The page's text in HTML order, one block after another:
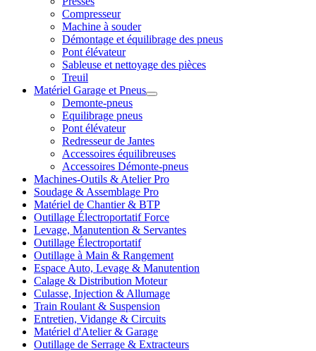
Compresseur
Machine à souder
Démontage et équilibrage des pneus
Pont élévateur
Sableuse et nettoyage des pièces
Treuil
Matériel Garage et Pneus
Demonte-pneus
Equilibrage pneus
Pont élévateur
Redresseur de Jantes
Accessoires équilibreuses
Accessoires Démonte-pneus
Machines-Outils & Atelier Pro
Soudage & Assemblage Pro
Matériel de Chantier & BTP
Outillage Électroportatif Force
Levage, Manutention & Servantes
Outillage Électroportatif
Outillage à Main & Rangement
Espace Auto, Levage & Manutention
Calage & Distribution Moteur
Culasse, Injection & Allumage
Train Roulant & Suspension
Entretien, Vidange & Circuits
Matériel d'Atelier & Garage
Outillage de Serrage & Extracteurs